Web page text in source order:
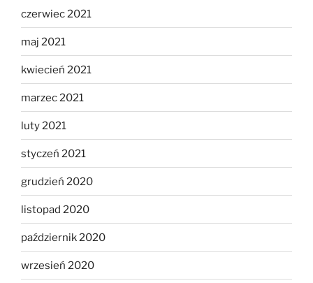
czerwiec 2021
maj 2021
kwiecień 2021
marzec 2021
luty 2021
styczeń 2021
grudzień 2020
listopad 2020
październik 2020
wrzesień 2020